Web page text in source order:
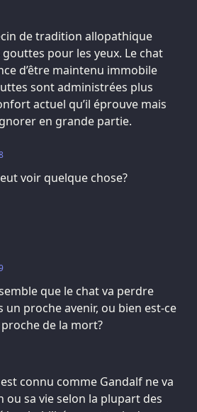
de tradition allopathique
pour les yeux. Le chat
d’être maintenu immobile
sont administrées plus
actuel qu’il éprouve mais
en grande partie.
voir quelque chose?
que le chat va perdre
un proche avenir, ou bien est-ce
de la mort?
est connu comme Gandalf ne va
ou sa vie selon la plupart des